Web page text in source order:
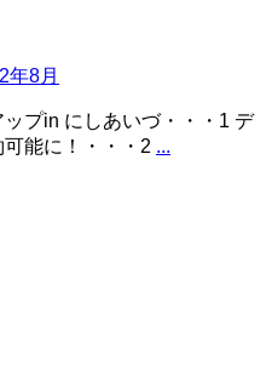
年8月
プin にしあいづ・・・1 デ
能に！・・・2 ...